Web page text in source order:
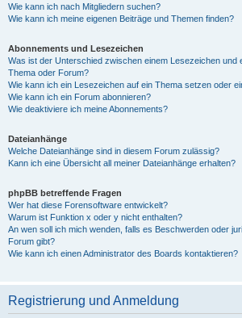
Wie kann ich nach Mitgliedern suchen?
Wie kann ich meine eigenen Beiträge und Themen finden?
Abonnements und Lesezeichen
Was ist der Unterschied zwischen einem Lesezeichen und
Thema oder Forum?
Wie kann ich ein Lesezeichen auf ein Thema setzen oder
Wie kann ich ein Forum abonnieren?
Wie deaktiviere ich meine Abonnements?
Dateianhänge
Welche Dateianhänge sind in diesem Forum zulässig?
Kann ich eine Übersicht all meiner Dateianhänge erhalten?
phpBB betreffende Fragen
Wer hat diese Forensoftware entwickelt?
Warum ist Funktion x oder y nicht enthalten?
An wen soll ich mich wenden, falls es Beschwerden oder
Forum gibt?
Wie kann ich einen Administrator des Boards kontaktieren?
Registrierung und Anmeldung